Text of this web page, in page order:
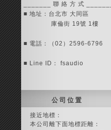
_______ 聯 絡 方 式 _______
■ 地址：台北市 大同區
庫倫街 19號 1樓
■ 電話：（02）2596-6796
■ Line ID： fsaudio
公 司 位 置
接近地標：
本公司離下面地標距離：